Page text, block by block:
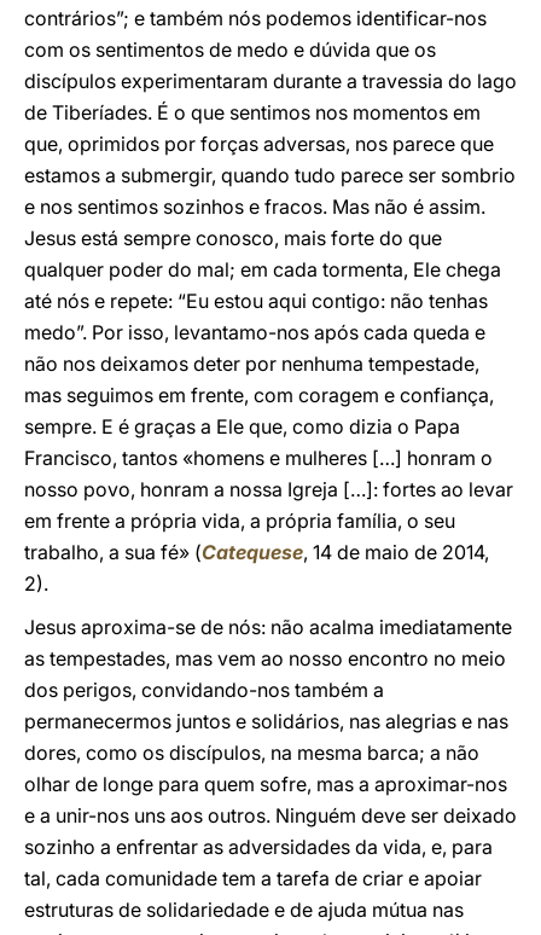
contrários”; e também nós podemos identificar-nos
com os sentimentos de medo e dúvida que os
discípulos experimentaram durante a travessia do lago
de Tiberíades. É o que sentimos nos momentos em
que, oprimidos por forças adversas, nos parece que
estamos a submergir, quando tudo parece ser sombrio
e nos sentimos sozinhos e fracos. Mas não é assim.
Jesus está sempre conosco, mais forte do que
qualquer poder do mal; em cada tormenta, Ele chega
até nós e repete: “Eu estou aqui contigo: não tenhas
medo”. Por isso, levantamo-nos após cada queda e
não nos deixamos deter por nenhuma tempestade,
mas seguimos em frente, com coragem e confiança,
sempre. E é graças a Ele que, como dizia o Papa
Francisco, tantos «homens e mulheres […] honram o
nosso povo, honram a nossa Igreja […]: fortes ao levar
em frente a própria vida, a própria família, o seu
trabalho, a sua fé» (Catequese, 14 de maio de 2014,
2).
Jesus aproxima-se de nós: não acalma imediatamente
as tempestades, mas vem ao nosso encontro no meio
dos perigos, convidando-nos também a
permanecermos juntos e solidários, nas alegrias e nas
dores, como os discípulos, na mesma barca; a não
olhar de longe para quem sofre, mas a aproximar-nos
e a unir-nos uns aos outros. Ninguém deve ser deixado
sozinho a enfrentar as adversidades da vida, e, para
tal, cada comunidade tem a tarefa de criar e apoiar
estruturas de solidariedade e de ajuda mútua nas